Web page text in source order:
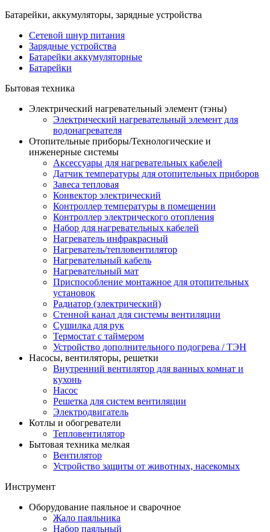
Батарейки, аккумуляторы, зарядные устройства
Сетевой шнур питания
Зарядные устройства
Батарейки аккумуляторные
Батарейки
Бытовая техника
Электрический нагревательный элемент (тэны)
Электрический нагревательный элемент для
водонагревателя
Отопительные приборы/Технологические и
инженерные системы
Аксессуары для нагревательных кабелей
Датчик температуры для отопительных приборов
Завеса тепловая
Конвектор электрический
Контроллер температуры в помещении
Контроллер электрического отопления
Набор для нагревательных кабелей
Нагреватель инфракрасный
Нагреватель/тепловентилятор
Нагревательный кабель
Нагревательный мат
Приспособление монтажное для отопительных
установок
Радиатор (электрический)
Стенной канал для системы вентиляции
Сушилка для рук
Термостат с таймером
Устройство дополнительного подогрева / ТЭН
Насосы, вентиляторы, решетки
Внутренний вентилятор для ванных комнат и
кухонь
Насос
Решетка для систем вентиляции
Электродвигатель
Котлы и обогреватели
Тепловентилятор
Бытовая техника мелкая
Вентилятор
Устройство защиты от животных, насекомых
Инструмент
Оборудование паяльное и сварочное
Жало паяльника
Набор паяльный